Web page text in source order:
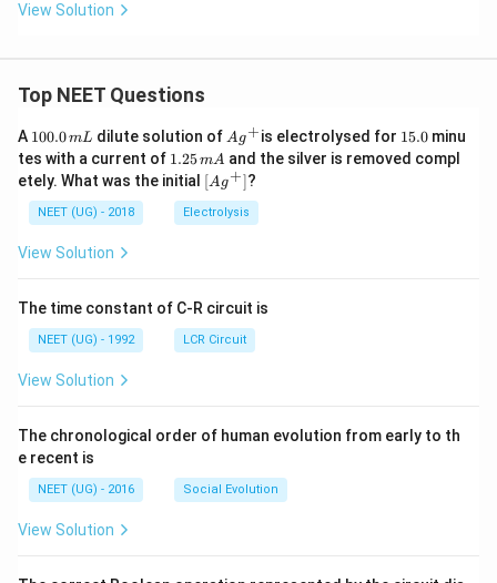
View Solution
Top NEET Questions
A 1
0
0.
0
\,
m
100.0mL dilute solution of Ag
^
{+}
Ag+is electrolysed for 1
5.
0
15.0minu
tes with a current of 1.
2
5
\,
m
1.25mA and the silver is removed compl
etely. What was the initial \lef
t[ A
g ^
{+}
[Ag+]?
NEET (UG) - 2018 Electrolysis
View Solution
The time constant of C-R circuit is
NEET (UG) - 1992 LCR Circuit
View Solution
The chronological order of human evolution from early to th
e recent is
NEET (UG) - 2016 Social Evolution
View Solution